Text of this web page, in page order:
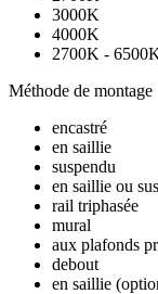
3000K
4000K
2700K -
Méthode de montage
encastré
en saillie
suspendu
en saillie ou
rail triphasée
mural
aux plafonds
debout
en saillie